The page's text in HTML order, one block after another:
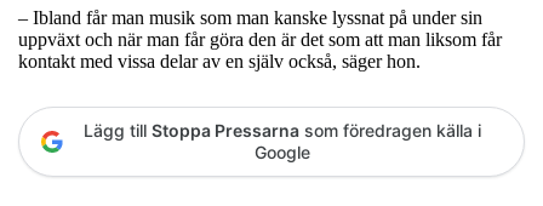
– Ibland får man musik som man kanske lyssnat på under sin
uppväxt och när man får göra den är det som att man liksom får
kontakt med vissa delar av en själv också, säger hon.
Lägg till Stoppa Pressarna som föredragen källa i
Google